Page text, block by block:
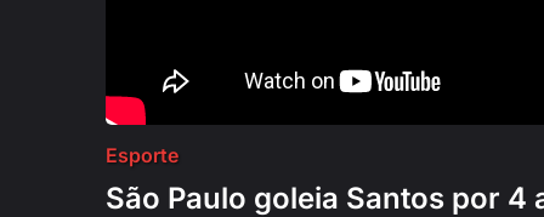
Esporte
São Paulo goleia Santos por 4